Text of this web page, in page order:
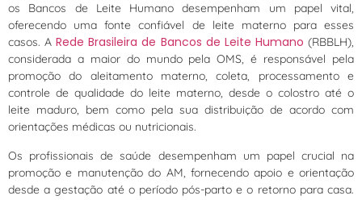
os Bancos de Leite Humano desempenham um papel vital,
oferecendo uma fonte confiável de leite materno para esses
casos. ARede Brasileira de Bancos de Leite Humano (RBBLH),
considerada a maior do mundo pela OMS, é responsável pela
promoção do aleitamento materno, coleta, processamento e
controle de qualidade do leite materno, desde o colostro até o
leite maduro, bem como pela sua distribuição de acordo com
orientações médicas ou nutricionais.
Os profissionais de saúde desempenham um papel crucial na
promoção e manutenção do AM, fornecendo apoio e orientação
desde a gestação até o período pós-parto e o retorno para casa.